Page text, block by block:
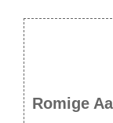
Romige